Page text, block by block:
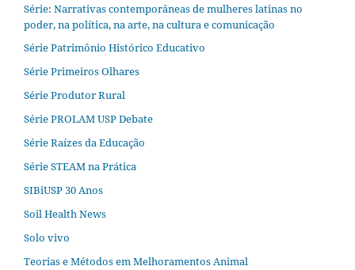
Série: Narrativas contemporâneas de mulheres latinas no
poder, na política, na arte, na cultura e comunicação
Série Patrimônio Histórico Educativo
Série Primeiros Olhares
Série Produtor Rural
Série PROLAM USP Debate
Série Raízes da Educação
Série STEAM na Prática
SIBiUSP 30 Anos
Soil Health News
Solo vivo
Teorias e Métodos em Melhoramentos Animal